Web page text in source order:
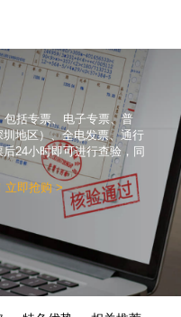
括专票、电子专票、普
地区）、全电发票、通行
24小时即可进行查验，同
立即抢购 >